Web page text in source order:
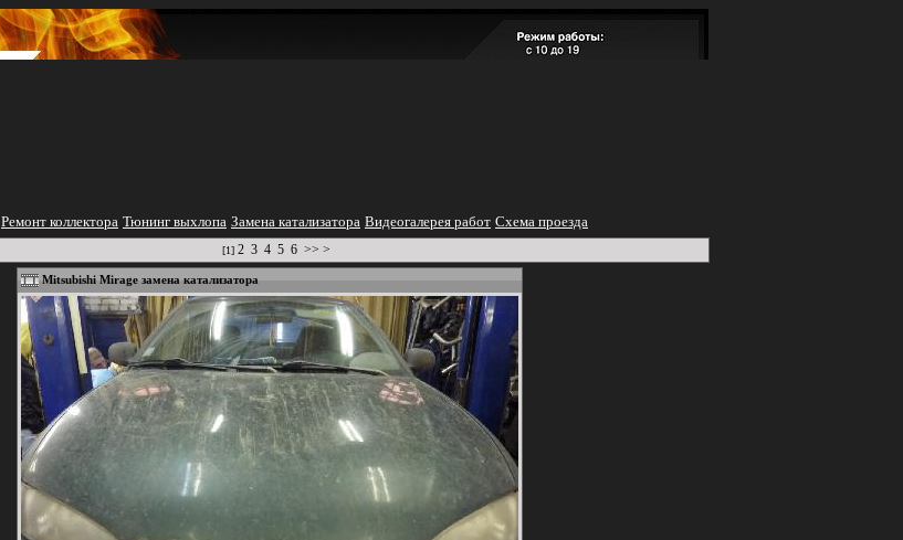
Ремонт коллектора Тюнинг выхлопа Замена катализатора Видеогалерея работ Схема проезда
[1] 2 3 4 5 6 >> >
Mitsubishi Mirage замена катализатора